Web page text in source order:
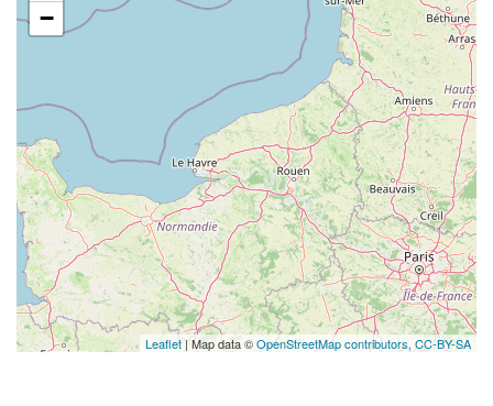
−
Leaflet | Map data ©OpenStreetMap contributors, CC-BY-SA